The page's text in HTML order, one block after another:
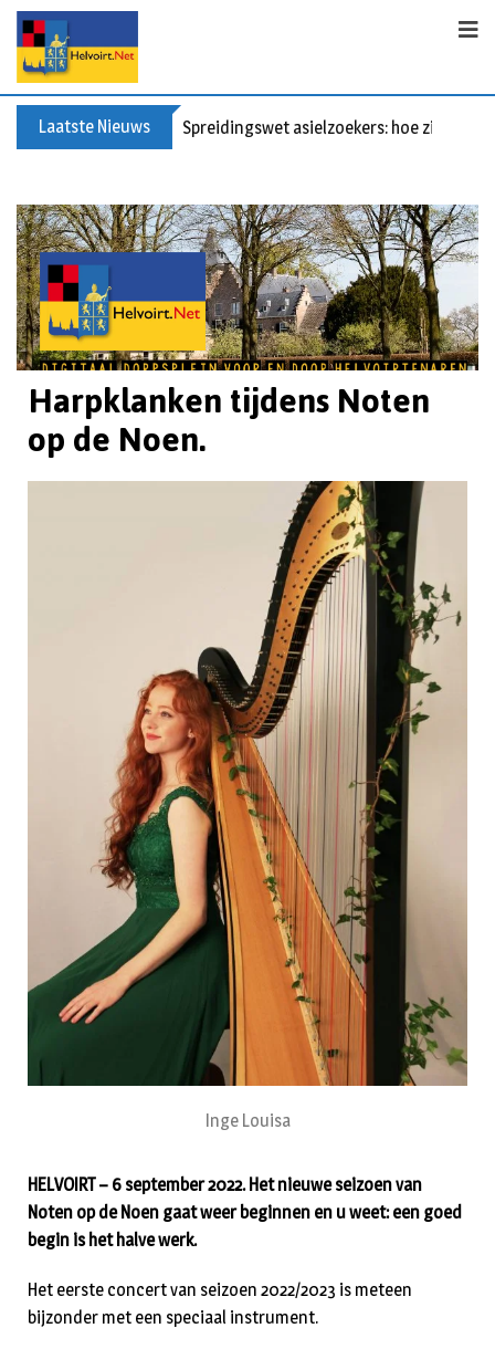
Laatste Nieuws Spreidingswet asielzoekers: hoe zit dat?
Harpklanken tijdens Noten
op de Noen.
Inge Louisa
HELVOIRT – 6 september 2022. Het nieuwe seizoen van
Noten op de Noen gaat weer beginnen en u weet: een goed
begin is het halve werk.
Het eerste concert van seizoen 2022/2023 is meteen
bijzonder met een speciaal instrument.